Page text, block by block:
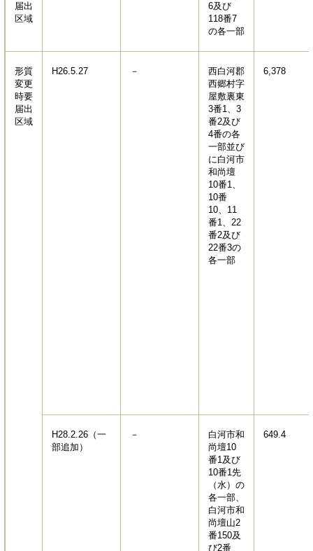
届出
区域
6及び
118番7
の各一部
形質
変更
時要
届出
区域
H26.5.27 －
西白河郡
西郷村字
屋敷裏東
3番1、3
番2及び
4番の各
一部並び
に白河市
和尚壇
10番1、
10番
10、11
番1、22
番2及び
22番3の
各一部
6,378
H28.2.26（一
部追加）
－
白河市和
尚壇10
番1及び
10番1先
（水）の
各一部、
白河市和
尚壇山2
番150及
び2番
649.4